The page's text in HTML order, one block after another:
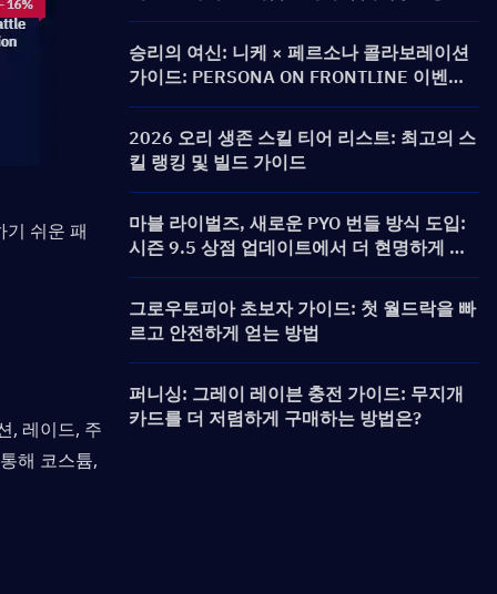
쉬운 패
, 레이드, 주
해 코스튬,
승리의 여신: 니케 × 페르소나 콜라보레이션
가이드: PERSONA ON FRONTLINE 이벤트,
캐릭터, 모집 및 보상
2026 오리 생존 스킬 티어 리스트: 최고의 스
킬 랭킹 및 빌드 가이드
마블 라이벌즈, 새로운 PYO 번들 방식 도입:
시즌 9.5 상점 업데이트에서 더 현명하게 구
매하는 방법
그로우토피아 초보자 가이드: 첫 월드락을 빠
르고 안전하게 얻는 방법
퍼니싱: 그레이 레이븐 충전 가이드: 무지개
카드를 더 저렴하게 구매하는 방법은?